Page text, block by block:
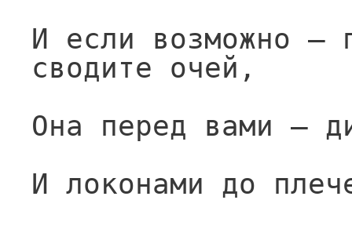
И если возможно —
сводите очей,
Она перед вами —
И локонами до